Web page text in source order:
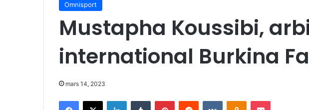
Omnisport
Mustapha Koussibi,
international Burkina
mars 14, 2023
Facebook
X LinkedinTumblr PinterestReddit VKontakteOdnoklassniki
Pocket